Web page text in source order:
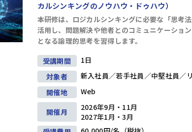
階層別研修 キャリアデザイン研修
ビジネススキル研修
中堅社員
階層別研修
キャリアデザイン研修
ビジネススキル研修
アセスメント研修
リーダー
情報収集・分析 段取り・計画 業務改善
企画・発想 戦略
ビジネスマナー セルフマネジメント
リーダーシップ コミュニケーション
カルシンキングのノウハウ・ドゥハウ）
本研修は、ロジカルシンキングに必要な「思考
活用し、問題解決や他者とのコミュニケーショ
となる論理的思考を習得します。
受講期間
1日
対象者
新入社員／若手社員／中堅社員／
開催地
Web
開催月
2026年9月・11月
2027年1月・3月